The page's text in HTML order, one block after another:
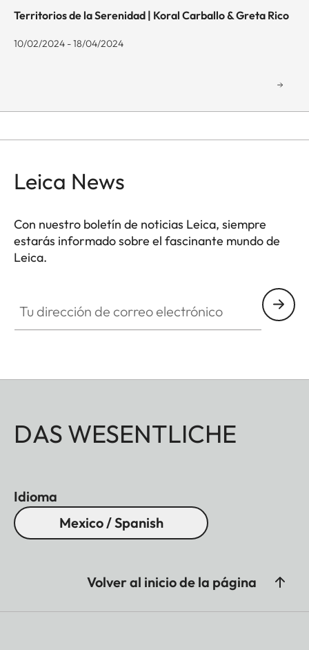
Territorios de la Serenidad | Koral Carballo & Greta Rico
10/02/2024 - 18/04/2024
Leica News
Con nuestro boletín de noticias Leica, siempre
estarás informado sobre el fascinante mundo de
Leica.
DAS WESENTLICHE
Idioma
Mexico / Spanish
Volver al inicio de la página